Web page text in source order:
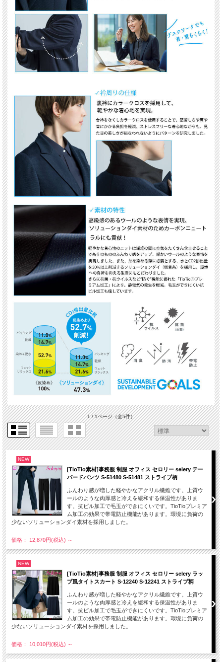
1 / 1ページ（全5件）
NEW
[TioTio素材]事務服 制服 オフィス セロリー selery テー
パードパンツ S-51480 S-51481 ストライプ柄
ふんわり感が増した軽やかなアクリル繊維です。上質ウ
ールのような肉厚感と冷えを緩和する保温性がありま
す。抗ピル加工で毛玉ができにくいです。TioTioプレミア
ム加工の効果で帯電防止機能があります。環境に負荷の
少ないソリューションダイ素材を採用しました。
価格： 12,870円(税込) ～
NEW
[TioTio素材]事務服 制服 オフィス セロリー selery ラッ
プ風タイトスカート S-12240 S-12241 ストライプ柄
ふんわり感が増した軽やかなアクリル繊維です。上質ウ
ールのような肉厚感と冷えを緩和する保温性がありま
す。抗ピル加工で毛玉ができにくいです。TioTioプレミア
ム加工の効果で帯電防止機能があります。環境に負荷の
少ないソリューションダイ素材を採用しました。
価格： 10,010円(税込) ～